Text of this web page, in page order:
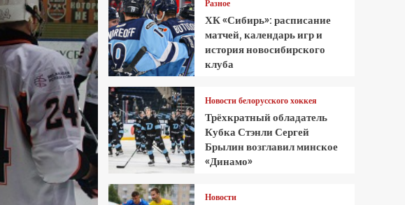
Разное
ХК «Сибирь»: расписание
матчей, календарь игр и
история новосибирского
клуба
Новости белорусского хоккея
Трёхкратный обладатель
Кубка Стэнли Сергей
Брылин возглавил минское
«Динамо»
Новости